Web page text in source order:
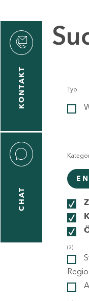
KONTAKT
CHAT
Typ
(3)